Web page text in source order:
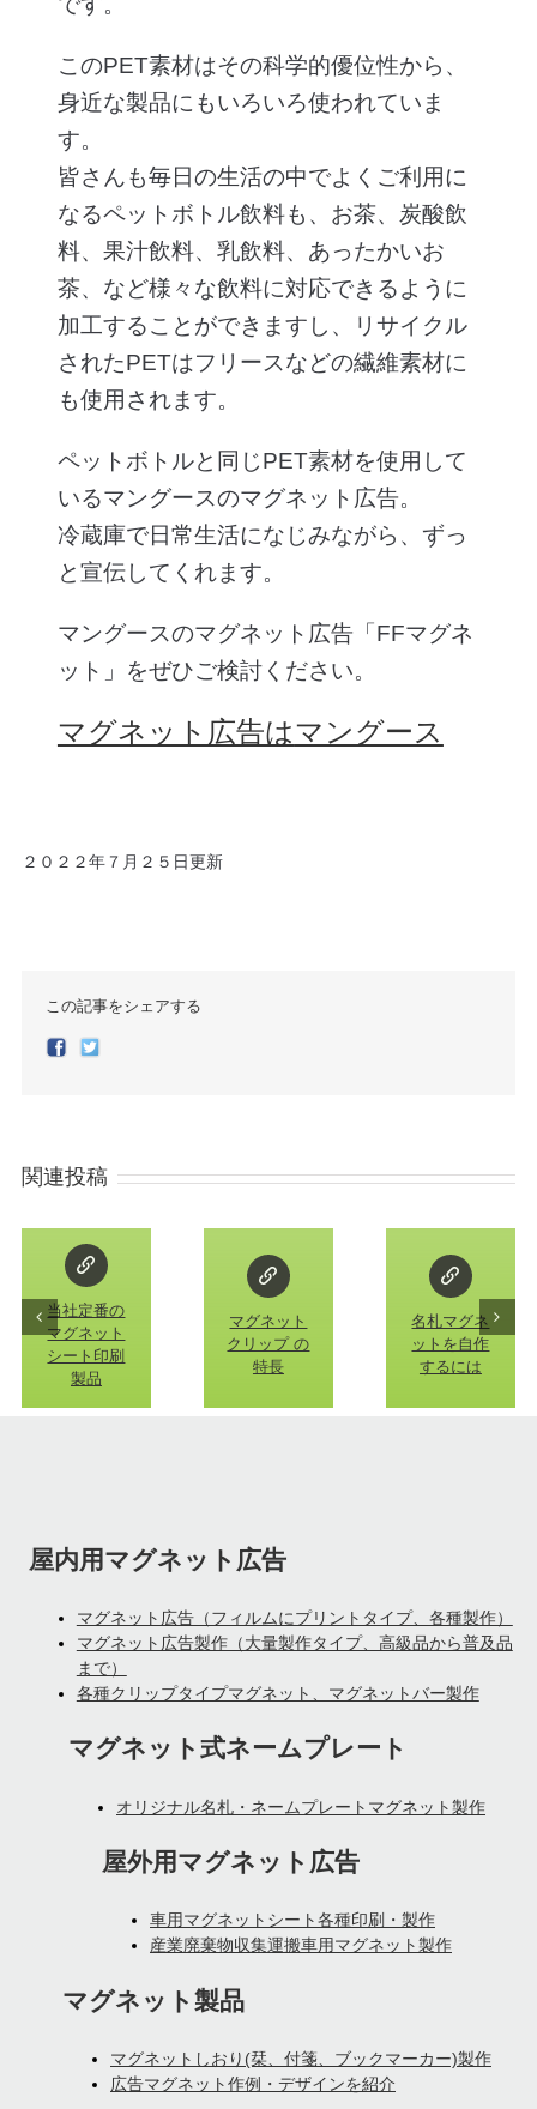
このPET素材はその科学的優位性から、
身近な製品にもいろいろ使われていま
す。
皆さんも毎日の生活の中でよくご利用に
なるペットボトル飲料も、お茶、炭酸飲
料、果汁飲料、乳飲料、あったかいお
茶、など様々な飲料に対応できるように
加工することができますし、リサイクル
されたPETはフリースなどの繊維素材に
も使用されます。
ペットボトルと同じPET素材を使用して
いるマングースのマグネット広告。
冷蔵庫で日常生活になじみながら、ずっ
と宣伝してくれます。
マングースのマグネット広告「FFマグネ
ット」をぜひご検討ください。
マグネット広告はマングース
２０２２年７月２５日更新
この記事をシェアする
Facebook
Twitter
関連投稿
当社定番の
マグネット
シート印刷
製品
マグネット
クリップ の
特長
名札マグネ
ットを自作
するには
屋内用マグネット広告
マグネット広告（フィルムにプリントタイプ、各種製作）
マグネット広告製作（大量製作タイプ、高級品から普及品
まで）
各種クリップタイプマグネット、マグネットバー製作
マグネット式ネームプレート
オリジナル名札・ネームプレートマグネット製作
屋外用マグネット広告
車用マグネットシート各種印刷・製作
産業廃棄物収集運搬車用マグネット製作
マグネット製品
マグネットしおり(栞、付箋、ブックマーカー)製作
広告マグネット作例・デザインを紹介